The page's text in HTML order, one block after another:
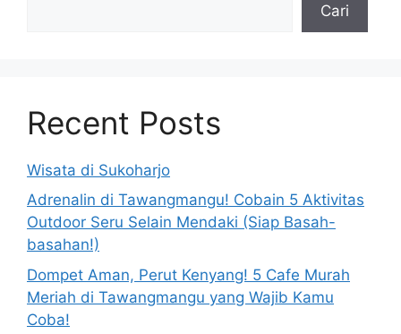
Cari
Recent Posts
Wisata di Sukoharjo
Adrenalin di Tawangmangu! Cobain 5 Aktivitas
Outdoor Seru Selain Mendaki (Siap Basah-
basahan!)
Dompet Aman, Perut Kenyang! 5 Cafe Murah
Meriah di Tawangmangu yang Wajib Kamu
Coba!